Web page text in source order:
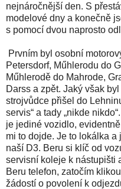
nejnáročnější den. S
modelové dny a konečně
s pomocí dvou naprosto
Prvním byl osobní
Petersdorf, Műhlerodu do
Műhlerodě do Mahrode,
Darss a zpět. Jaký však
strojvůdce přišel do
servis“ a tady „nikde
je jediné vozidlo,
mi to dojde. Je to lokálka
naší D3. Beru si klíč od
servisní koleje k nástupišti
Beru telefon, zatočím
žádostí o povolení k